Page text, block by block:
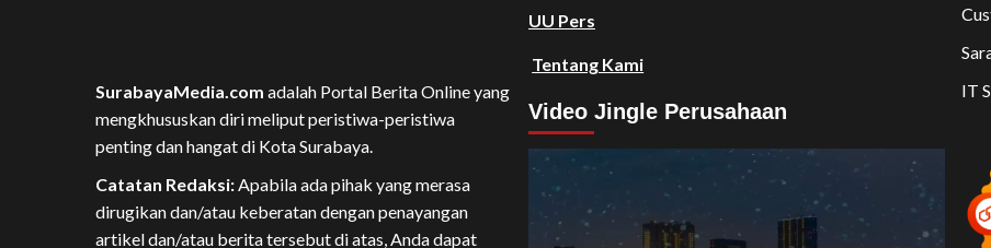
SurabayaMedia.com adalah Portal Berita Online yang
mengkhususkan diri meliput peristiwa-peristiwa
penting dan hangat di Kota Surabaya.
Catatan Redaksi:Apabila ada pihak yang merasa
dirugikan dan/atau keberatan dengan penayangan
artikel dan/atau berita tersebut di atas, Anda dapat
UU Pers
Tentang Kami
Video Jingle Perusahaan
Video
Player
IT